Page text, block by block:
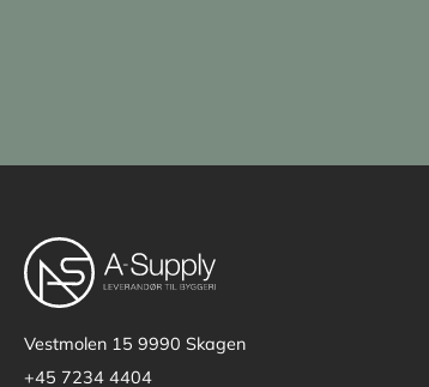
Vestmolen 15 9990 Skagen
+45 7234 4404